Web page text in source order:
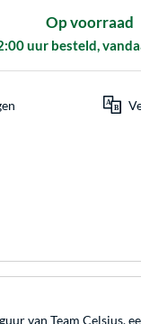
Op voorraad
uur besteld,
van Team Celsius,